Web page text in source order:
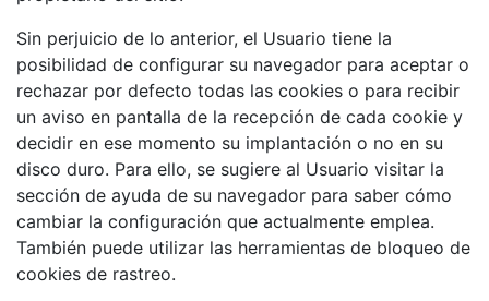
Sin perjuicio de lo anterior, el Usuario tiene la
posibilidad de configurar su navegador para aceptar o
rechazar por defecto todas las cookies o para recibir
un aviso en pantalla de la recepción de cada cookie y
decidir en ese momento su implantación o no en su
disco duro. Para ello, se sugiere al Usuario visitar la
sección de ayuda de su navegador para saber cómo
cambiar la configuración que actualmente emplea.
También puede utilizar las herramientas de bloqueo de
cookies de rastreo.